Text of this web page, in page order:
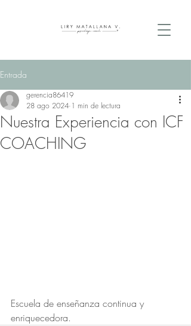
Entrada
Nuestra Experiencia con ICF
COACHING
gerencia86419
28 ago 2024 1 min de lectura
Escuela de enseñanza continua y
enriquecedora.